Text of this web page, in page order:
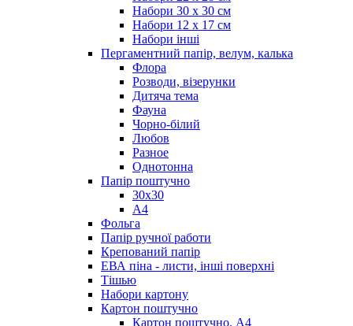
Набори 30 х 30 см
Набори 12 х 17 см
Набори інші
Пергаментний папір, велум, калька
Флора
Розводи, візерунки
Дитяча тема
Фауна
Чорно-білий
Любов
Разное
Однотонна
Папір поштучно
30х30
А4
Фольга
Папір ручної работи
Крепований папір
ЕВА піна - листи, інші поверхні
Тішью
Набори картону
Картон поштучно
Картон поштучно, А4